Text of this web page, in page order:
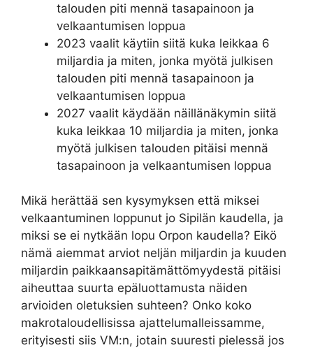
talouden piti mennä tasapainoon ja
velkaantumisen loppua
2023 vaalit käytiin siitä kuka leikkaa 6
miljardia ja miten, jonka myötä julkisen
talouden piti mennä tasapainoon ja
velkaantumisen loppua
2027 vaalit käydään näillänäkymin siitä
kuka leikkaa 10 miljardia ja miten, jonka
myötä julkisen talouden pitäisi mennä
tasapainoon ja velkaantumisen loppua
Mikä herättää sen kysymyksen että miksei
velkaantuminen loppunut jo Sipilän kaudella, ja
miksi se ei nytkään lopu Orpon kaudella? Eikö
nämä aiemmat arviot neljän miljardin ja kuuden
miljardin paikkaansapitämättömyydestä pitäisi
aiheuttaa suurta epäluottamusta näiden
arvioiden oletuksien suhteen? Onko koko
makrotaloudellisissa ajattelumalleissamme,
erityisesti siis VM:n, jotain suuresti pielessä jos